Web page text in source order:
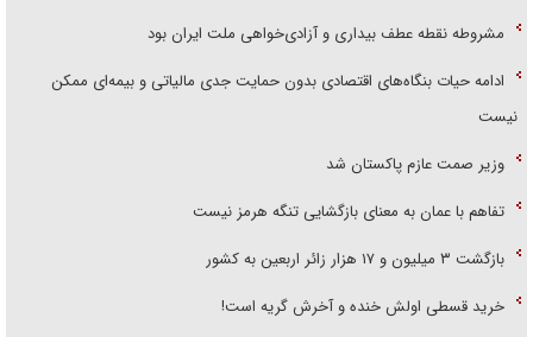
مشروطه نقطه عطف بیداری و آزادی‌خواهی ملت ایران بود
ادامه حیات بنگاه‌های اقتصادی بدون حمایت جدی مالیاتی و بیمه‌ای ممکن
نیست
وزیر صمت عازم پاکستان شد
تفاهم با عمان به معنای بازگشایی تنگه هرمز نیست
بازگشت ۳ میلیون و ۱۷ هزار زائر اربعین به کشور
خرید قسطی اولش خنده و آخرش گریه است!